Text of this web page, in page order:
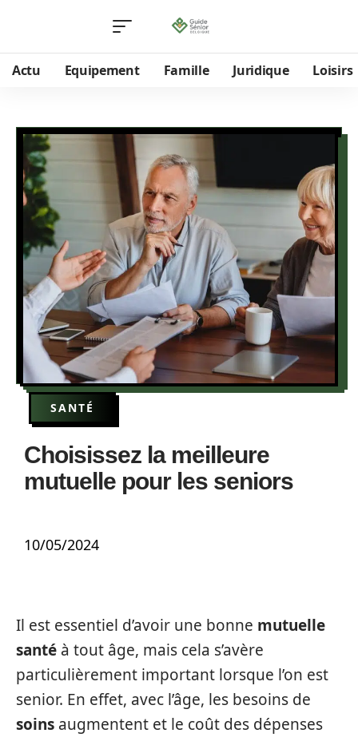
Actu Equipement Famille Juridique Loisirs
SANTÉ
Choisissez la meilleure
mutuelle pour les seniors
10/05/2024
Il est essentiel d’avoir une bonne mutuelle
santé à tout âge, mais cela s’avère
particulièrement important lorsque l’on est
senior. En effet, avec l’âge, les besoins de
soins augmentent et le coût des dépenses